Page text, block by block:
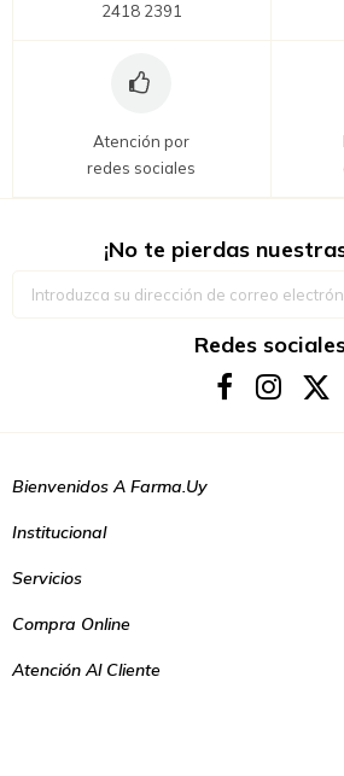
2418 2391
Atención por
redes sociales
¡No te pierdas
Redes
Bienvenidos A Farma.uy
Institucional
Servicios
Compra Online
Atención Al Cliente